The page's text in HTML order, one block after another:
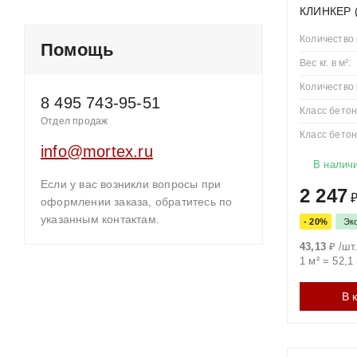
Помощь
8 495 743-95-51
Отдел продаж
info@mortex.ru
Если у вас возникли вопросы при
оформлении заказа, обратитесь по
указанным контактам.
40 мм
60 мм
80 мм и
более
«Старый
КЛИНКЕР
Вес кг. в м²:
Класс
Класс
В
2 247 ₽
- 20%
43,13 ₽ /шт.
1 м²=52,1
В